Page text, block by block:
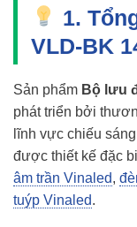
1.
VLD-BK
Sản phẩm Bộ lưu
phát triển bởi
lĩnh vực chiếu
được thiết kế đặc
âm trần Vinaled,
tuýp Vinaled.